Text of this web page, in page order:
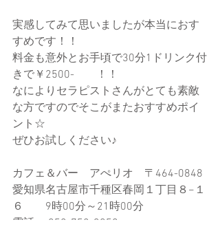
実感してみて思いましたが本当におす
すめです！！
料金も意外とお手頃で30分1ドリンク付
きで￥2500-　　！！
なによりセラピストさんがとても素敵
な方ですのでそこがまたおすすめポイ
ント☆
ぜひお試しください♪
カフェ＆バー　アぺリオ　〒464-0848
愛知県名古屋市千種区春岡１丁目８−１
６　　9時00分～21時00分
電話： 052-752-3050